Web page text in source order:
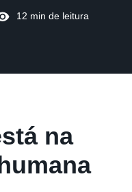
12 min de leitura
na